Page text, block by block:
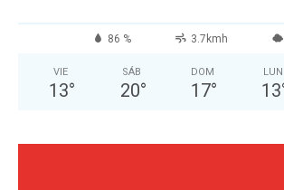
86 % 3.7kmh
VIE
13°
SÁB
20°
DOM
17°
LUN
13